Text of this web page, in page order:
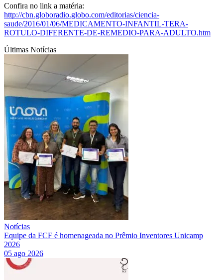
Confira no link a matéria:
http://cbn.globoradio.globo.com/editorias/ciencia-
saude/2016/01/06/MEDICAMENTO-INFANTIL-TERA-
ROTULO-DIFERENTE-DE-REMEDIO-PARA-ADULTO.htm
Últimas Notícias
Notícias
Equipe da FCF é homenageada no Prêmio Inventores Unicamp
2026
05 ago 2026